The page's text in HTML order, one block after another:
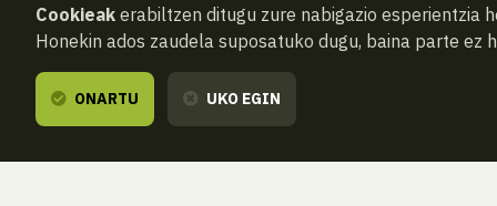
Cookieak erabiltzen ditugu zure nabigazio esperientzia
Honekin ados zaudela suposatuko dugu, baina parte ez
ONARTU UKO EGIN